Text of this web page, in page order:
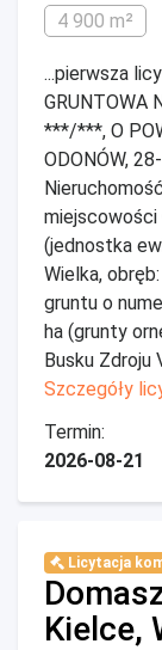
4 900 m²
...pierwsza
GRUNTOWA
***/***, O
ODONÓW,
miejscowości
(jednostka
Wielka,
gruntu o
ha (grunty
Busku Zdroju
Szczegóły
Termin:
2026-08-21
Licytacja
Kielce,